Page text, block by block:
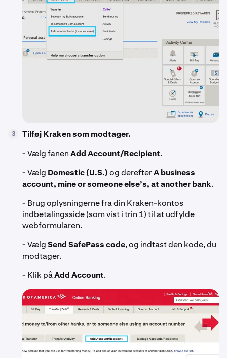
3
Tilføj Kraken som modtager.
- Vælg fanenAdd Account/Recipient.
- Vælg Domestic (U.S.)og derefterA business
account, mine or someone else’s, at another bank.
- Brug oplysningerne fra din Kraken-kontos
indbetalingsside (som vist i trin 1) til at udfylde
webformularen.
- VælgSend SafePass code, og indtast den kode, du
modtager.
- Klik påAdd Account.